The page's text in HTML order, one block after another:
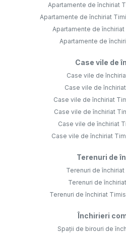
Apartamente de închiriat
Apartamente de închiriat
Apartamente de
Apartamente de
Case vile de
Case vile de
Case vile de
Case vile de închiriat
Case vile de închiriat
Case vile de închiriat
Case vile de închiriat
Terenuri de
Terenuri de
Terenuri de
Terenuri de închiriat
Închirieri
Spații de birouri de